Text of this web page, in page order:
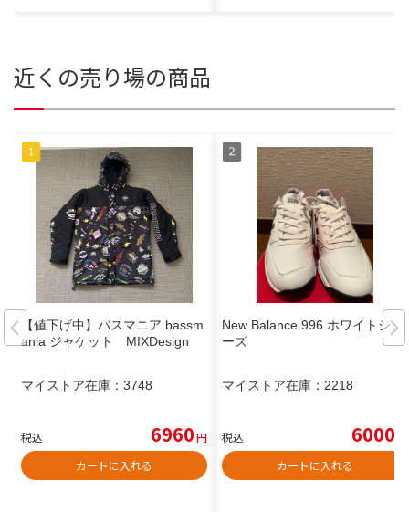
近くの売り場の商品
【値下げ中】バスマニア bassm
ania ジャケット MIXDesign
マイストア在庫： 3748
税込 6960円
カートに入れる
New Balance 996 ホワイトシュ
ーズ
マイストア在庫： 2218
税込 6000
カートに入れる